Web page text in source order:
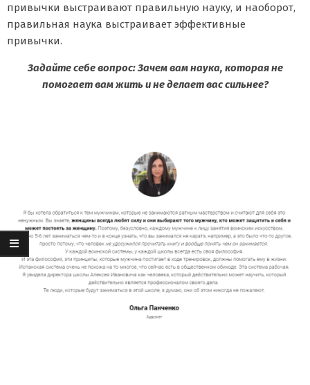
привычки выстраивают правильную науку, и наоборот,
правильная наука выстраивает эффективные
привычки.
Задайте себе вопрос: Зачем вам наука, которая не
помогает вам жить и не делает вас сильнее?